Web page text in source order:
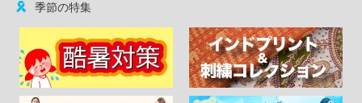
季節の特集